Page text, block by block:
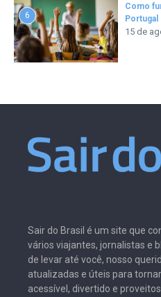
6
Como
Portugal
15 de
Sair do Brasil é um site que
vários viajantes, jornalistas e
de levar até você, nosso
atualizadas e úteis para
acessível, divertido e